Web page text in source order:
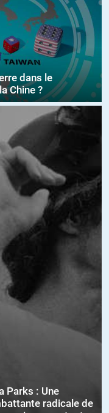
dans le
Chine ?
Parks : Une
radicale de